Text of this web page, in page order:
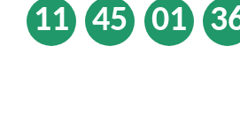
11 45 01